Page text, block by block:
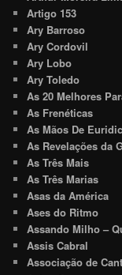
Artigo 153
Ary Barroso
Ary Cordovil
Ary Lobo
Ary Toledo
As 20 Melhores
As Frenéticas
As Mãos De
As Revelações da
As Três Mais
As Três Marias
Asas da América
Ases do Ritmo
Assando Milho –
Assis Cabral
Associação de